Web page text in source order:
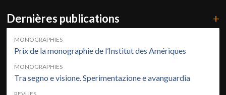
Dernières publications +
MONOGRAPHIES
Prix de la monographie de l’Institut des Amériques
MONOGRAPHIES
Tra segno e visione. Sperimentazione e avanguardia